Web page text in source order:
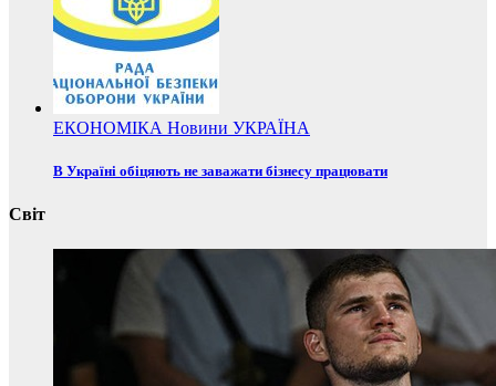
ЕКОНОМІКА Новини УКРАЇНА
В Україні обіцяють не заважати бізнесу працювати
Світ